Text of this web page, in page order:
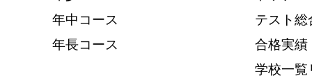
年中コース
年長コース
テスト総
合格実績
学校一覧